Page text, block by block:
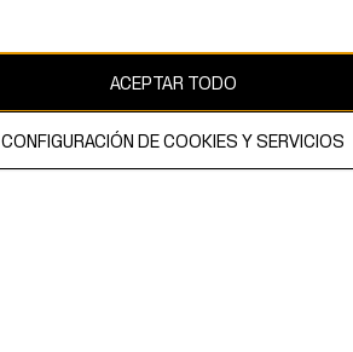
ACEPTAR TODO
CONFIGURACIÓN DE COOKIES Y SERVICIOS